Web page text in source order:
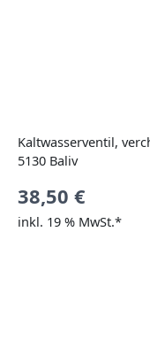
Kaltwasserventil,
5130 Baliv
38,50 €
inkl. 19 % MwSt.*